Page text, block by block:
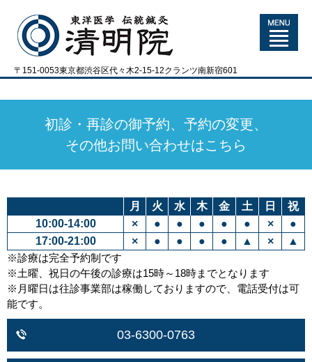
〒151-0053東京都渋谷区代々木2-15-12クランツ南新宿601
初診・再診の御予約、予約の変更、
その他お問い合わせはこちら
月 火 水 木 金 土 日
祝
10:00-14:00
× ● ● ● ● ● ×
●
17:00-21:00
× ● ● ● ● ▲ ×
▲
※診療は完全予約制です
※土曜、祝日の午後の診療は15時～18時までとなります
※月曜日は往診事業部は稼働しておりますので、電話受付は可
能です。
03-6300-0763